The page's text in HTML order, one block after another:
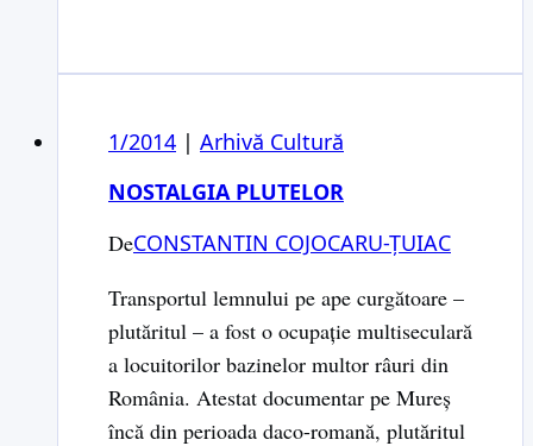
1/2014 | Arhivă Cultură
NOSTALGIA PLUTELOR
DeCONSTANTIN COJOCARU-ȚUIAC
Transportul lemnului pe ape curgătoare –
plutăritul – a fost o ocupaţie multiseculară
a locuitorilor bazinelor multor râuri din
România. Atestat documentar pe Mureş
încă din perioada daco-romană, plutăritul